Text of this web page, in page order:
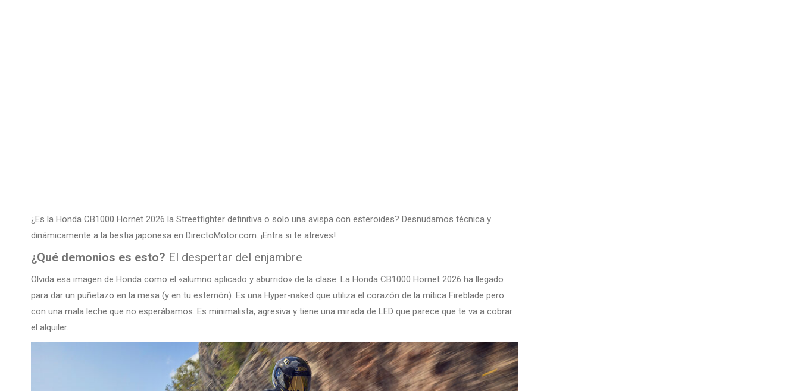
¿Es la Honda CB1000 Hornet 2026 la Streetfighter definitiva o solo una avispa con esteroides? Desnudamos técnica y
dinámicamente a la bestia japonesa en DirectoMotor.com. ¡Entra si te atreves!
¿Qué demonios es esto? El despertar del enjambre
Olvida esa imagen de Honda como el «alumno aplicado y aburrido» de la clase. La Honda CB1000 Hornet 2026 ha llegado
para dar un puñetazo en la mesa (y en tu esternón). Es una Hyper-naked que utiliza el corazón de la mítica Fireblade pero
con una mala leche que no esperábamos. Es minimalista, agresiva y tiene una mirada de LED que parece que te va a cobrar
el alquiler.